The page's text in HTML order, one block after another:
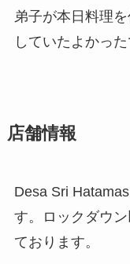
弟子が本日料理
していたよかった
店舗情報
Desa Sri
す。ロックダウ
ております。